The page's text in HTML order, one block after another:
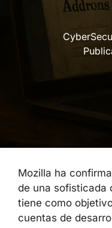
Mozilla ha
de una sofisticada
tiene como
cuentas de